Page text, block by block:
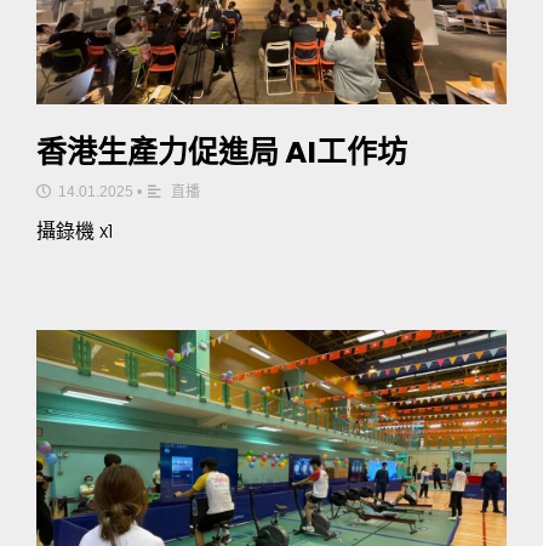
香港生產力促進局 AI工作坊
14.01.2025 • 直播
攝錄機 x1